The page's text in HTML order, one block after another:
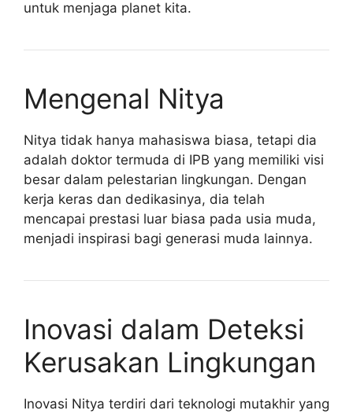
untuk menjaga planet kita.
Mengenal Nitya
Nitya tidak hanya mahasiswa biasa, tetapi dia
adalah doktor termuda di IPB yang memiliki visi
besar dalam pelestarian lingkungan. Dengan
kerja keras dan dedikasinya, dia telah
mencapai prestasi luar biasa pada usia muda,
menjadi inspirasi bagi generasi muda lainnya.
Inovasi dalam Deteksi
Kerusakan Lingkungan
Inovasi Nitya terdiri dari teknologi mutakhir yang